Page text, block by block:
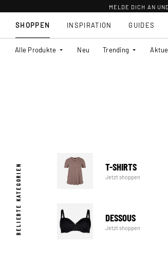
MELDE DICH AN
SHOPPEN
Alle Produkte Neu Trending
INSPIRATION GUIDES
BELIEBTE KATEGORIEN T-SHIRTS
Jetzt shoppen
DESSOUS
Jetzt shoppen